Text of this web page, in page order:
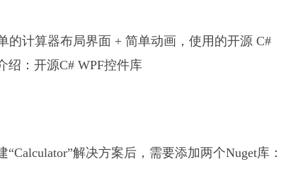
的计算器布局界面 + 简单动画，使用的开源 C#
绍：开源C# WPF控件库
解决方案后，需要添加两个Nuget库：